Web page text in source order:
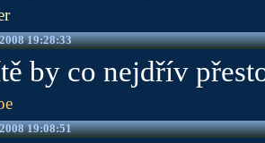
19:28:33
by co nejdřív
19:08:51